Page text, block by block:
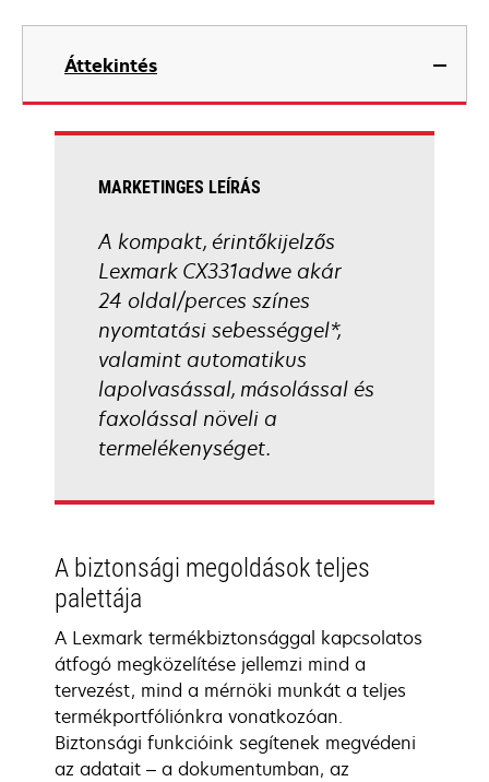
opens
new
Áttekintés
MARKETINGES LEÍRÁS
A kompakt, érintőkijelzős
Lexmark CX331adwe akár
24 oldal/perces színes
nyomtatási sebességgel*,
valamint automatikus
lapolvasással, másolással és
faxolással növeli a
termelékenységet.
A biztonsági megoldások teljes
palettája
A Lexmark termékbiztonsággal kapcsolatos
átfogó megközelítése jellemzi mind a
tervezést, mind a mérnöki munkát a teljes
termékportfóliónkra vonatkozóan.
Biztonsági funkcióink segítenek megvédeni
az adatait – a dokumentumban, az